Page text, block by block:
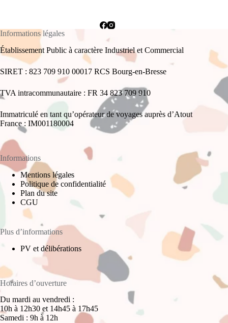
Informations légales
Établissement Public à caractère Industriel et Commercial
SIRET : 823 709 910 00017 RCS Bourg-en-Bresse
TVA intracommunautaire : FR 34 823 709 910
Immatriculé en tant qu’opérateur de voyages auprès d’Atout
France : IM001180004
Informations
Mentions légales
Politique de confidentialité
Plan du site
CGU
Plus d’informations
PV et délibérations
Horaires d’ouverture
Du mardi au vendredi :
10h à 12h30 et 14h45 à 17h45
Samedi : 9h à 12h